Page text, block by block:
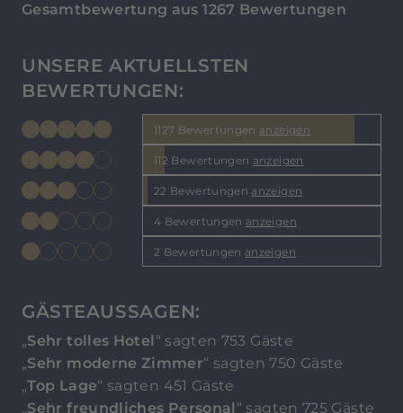
Gesamtbewertung aus 1267 Bewertungen
UNSERE AKTUELLSTEN
BEWERTUNGEN:
1127 Bewertungen anzeigen
112 Bewertungen anzeigen
22 Bewertungen anzeigen
4 Bewertungen anzeigen
2 Bewertungen anzeigen
GÄSTEAUSSAGEN:
„Sehr tolles Hotel “ sagten 753 Gäste
„Sehr moderne Zimmer“ sagten 750 Gäste
„Top Lage“ sagten 451 Gäste
„Sehr freundliches Personal “ sagten 725 Gäste